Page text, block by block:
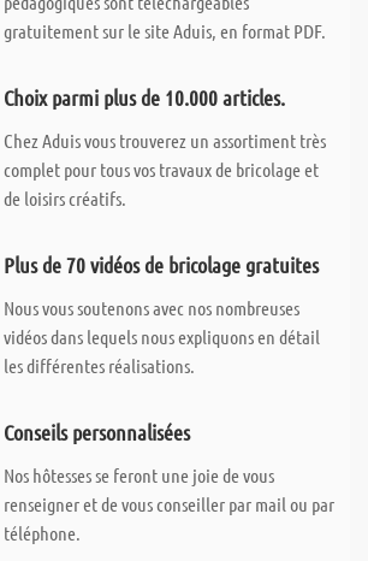
gratuitement sur le site Aduis, en format PDF.
Choix parmi plus de 10.000 articles.
Chez Aduis vous trouverez un assortiment très
complet pour tous vos travaux de bricolage et
de loisirs créatifs.
Plus de 70 vidéos de bricolage gratuites
Nous vous soutenons avec nos nombreuses
vidéos dans lequels nous expliquons en détail
les différentes réalisations.
Conseils personnalisées
Nos hôtesses se feront une joie de vous
renseigner et de vous conseiller par mail ou par
téléphone.